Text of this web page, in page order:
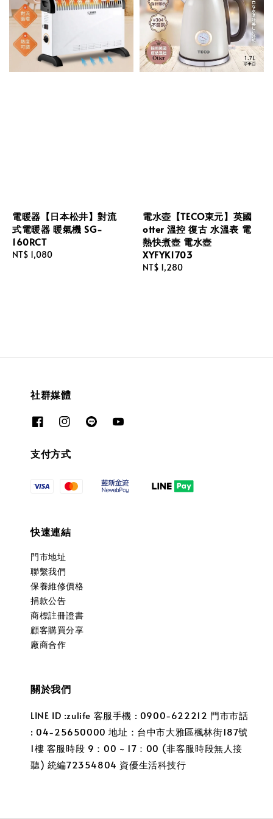
電暖器【日本松井】對流
式電暖器 暖氣機 SG-
160RCT
Regular
NT$ 1,080
電水壺【TECO東元】英國
otter 溫控 復古 水溫表 電
熱快煮壺 電水壺
XYFYK1703
Regular
NT$ 1,280
社群媒體
支付方式
快速連結
門市地址
聯繫我們
保養維修價格
捐款公告
商標註冊證書
顧客購買分享
廠商合作
關於我們
LINE ID :zulife 客服手機 : 0900-622212 門市市話
: 04-25650000 地址：台中市大雅區楓林街187號
1樓 客服時段 9：00 ~ 17：00 (非客服時段無人接
聽) 統編72354804 資優生活科技行